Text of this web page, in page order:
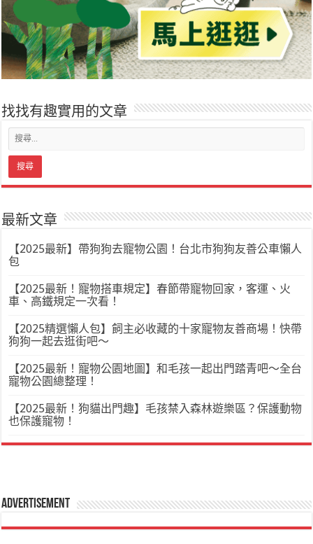
找找有趣實用的文章
最新文章
【2025最新】帶狗狗去寵物公園！台北市狗狗友善公車懶人
包
【2025最新！寵物搭車規定】春節帶寵物回家，客運、火
車、高鐵規定一次看！
【2025精選懶人包】飼主必收藏的十家寵物友善商場！快帶
狗狗一起去逛街吧～
【2025最新！寵物公園地圖】和毛孩一起出門踏青吧～全台
寵物公園總整理！
【2025最新！狗貓出門趣】毛孩禁入森林遊樂區？保護動物
也保護寵物！
Advertisement